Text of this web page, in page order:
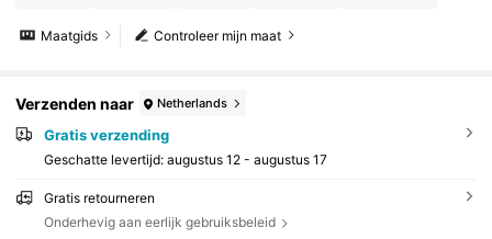
Controleer mijn maat
Maatgids
Verzenden naar Netherlands
Gratis verzending
Geschatte levertijd: augustus 12 - augustus 17
Gratis retourneren
Onderhevig aan eerlijk gebruiksbeleid